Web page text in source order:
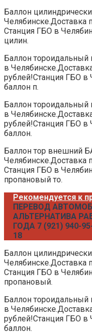
Баллон
Челябинске.Доставка
Станция ГБО в
цилин.
Баллон
в
рублей!Станция ГБО в
баллон п.
Баллон тороидальный
в
рублей!Станция ГБО в
баллон.
Баллон тор внешний
Челябинске.Доставка
Станция ГБО в
пропановый то.
Рекомендуется к
ПЕРЕВОД
АЛЬТЕРНАТИВА
ГОДА 7 (921) 940-
18
Баллон
Челябинске.Доставка
Станция ГБО в
пропановый.
Баллон тороидальный
в
рублей!Станция ГБО в
баллон.